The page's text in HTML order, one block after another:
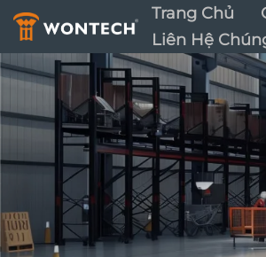
Trang Chủ
Liên Hệ